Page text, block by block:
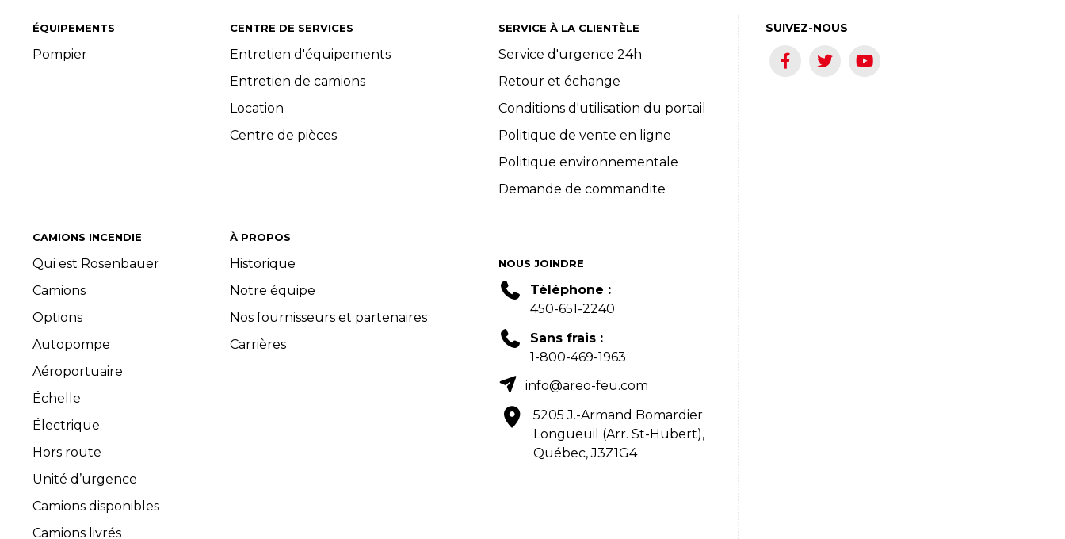
ÉQUIPEMENTS
Pompier
CAMIONS INCENDIE
Qui est Rosenbauer
Camions
Options
Autopompe
Aéroportuaire
Échelle
Électrique
Hors route
Unité d’urgence
Camions disponibles
Camions livrés
CENTRE DE SERVICES
Entretien d'équipements
Entretien de camions
Location
Centre de pièces
À PROPOS
Historique
Notre équipe
Nos fournisseurs et partenaires
Carrières
SERVICE À LA CLIENTÈLE
Service d'urgence 24h
Retour et échange
Conditions d'utilisation du portail
Politique de vente en ligne
Politique environnementale
Demande de commandite
NOUS JOINDRE
Téléphone :
450-651-2240
Sans frais :
1-800-469-1963
info@areo-feu.com
5205 J.-Armand Bomardier
Longueuil (Arr. St-Hubert),
Québec, J3Z1G4
SUIVEZ-NOUS